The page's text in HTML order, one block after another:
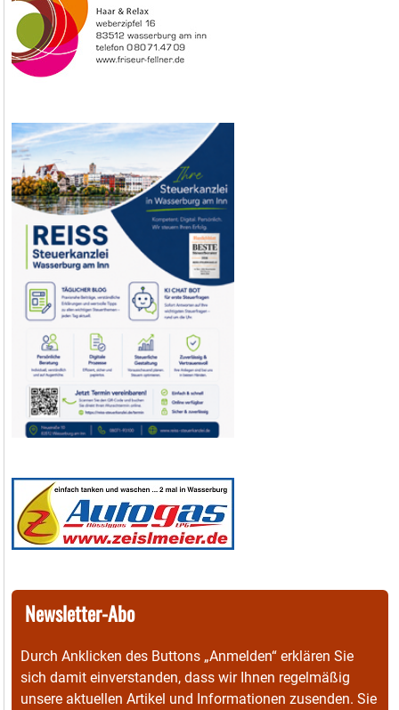
Newsletter-Abo
Durch Anklicken des Buttons „Anmelden“ erklären Sie
sich damit einverstanden, dass wir Ihnen regelmäßig
unsere aktuellen Artikel und Informationen zusenden. Sie